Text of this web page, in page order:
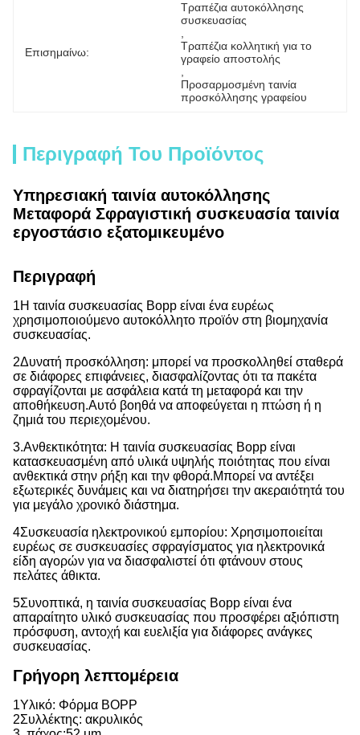
Επισημαίνω:
Τραπέζια αυτοκόλλησης
συσκευασίας
Τραπέζια κολλητική για το
γραφείο αποστολής
Προσαρμοσμένη ταινία
προσκόλλησης γραφείου
Περιγραφή Του Προϊόντος
Υπηρεσιακή ταινία αυτοκόλλησης
Μεταφορά Σφραγιστική συσκευασία ταινία
εργοστάσιο εξατομικευμένο
Περιγραφή
1Η ταινία συσκευασίας Bopp είναι ένα ευρέως
χρησιμοποιούμενο αυτοκόλλητο προϊόν στη βιομηχανία
συσκευασίας.
2Δυνατή προσκόλληση: μπορεί να προσκολληθεί σταθερά
σε διάφορες επιφάνειες, διασφαλίζοντας ότι τα πακέτα
σφραγίζονται με ασφάλεια κατά τη μεταφορά και την
αποθήκευση.Αυτό βοηθά να αποφεύγεται η πτώση ή η
ζημιά του περιεχομένου.
3.Ανθεκτικότητα: Η ταινία συσκευασίας Bopp είναι
κατασκευασμένη από υλικά υψηλής ποιότητας που είναι
ανθεκτικά στην ρήξη και την φθορά.Μπορεί να αντέξει
εξωτερικές δυνάμεις και να διατηρήσει την ακεραιότητά του
για μεγάλο χρονικό διάστημα.
4Συσκευασία ηλεκτρονικού εμπορίου: Χρησιμοποιείται
ευρέως σε συσκευασίες σφραγίσματος για ηλεκτρονικά
είδη αγορών για να διασφαλιστεί ότι φτάνουν στους
πελάτες άθικτα.
5Συνοπτικά, η ταινία συσκευασίας Bopp είναι ένα
απαραίτητο υλικό συσκευασίας που προσφέρει αξιόπιστη
πρόσφυση, αντοχή και ευελιξία για διάφορες ανάγκες
συσκευασίας.
Γρήγορη λεπτομέρεια
1Υλικό: Φόρμα BOPP
2Συλλέκτης: ακρυλικός